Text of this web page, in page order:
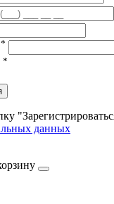
*
*
данных